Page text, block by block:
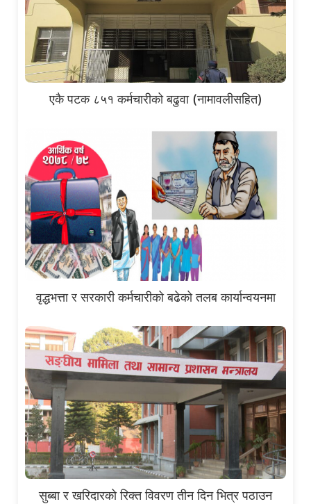
एकै पटक ८५१ कर्मचारीको बढुवा (नामावलीसहित)
वृद्धभत्ता र सरकारी कर्मचारीको बढेको तलब कार्यान्वयनमा
सुब्बा र खरिदारको रिक्त विवरण तीन दिन भित्र पठाउन